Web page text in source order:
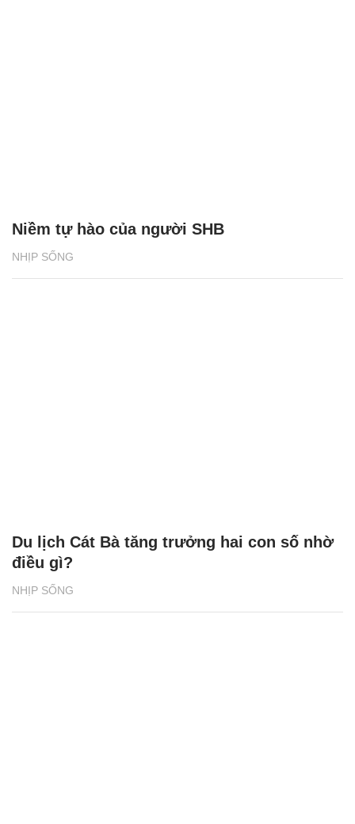
NHỊP SỐNG
Niềm tự hào của người SHB
NHỊP SỐNG
Du lịch Cát Bà tăng trưởng hai con số nhờ
điều gì?